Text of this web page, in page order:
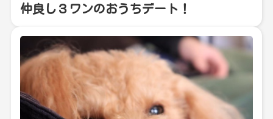
仲良し３ワンのおうちデート！